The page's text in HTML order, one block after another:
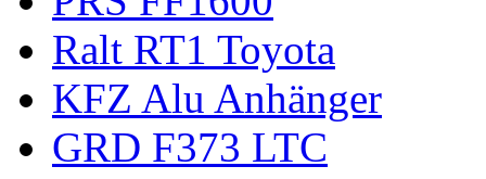
Ralt RT1 Toyota
KFZ Alu Anhänger
GRD F373 LTC